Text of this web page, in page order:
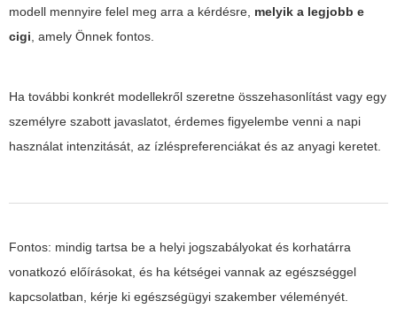
modell mennyire felel meg arra a kérdésre, melyik a legjobb e
cigi, amely Önnek fontos.
Ha további konkrét modellekről szeretne összehasonlítást vagy egy
személyre szabott javaslatot, érdemes figyelembe venni a napi
használat intenzitását, az ízléspreferenciákat és az anyagi keretet.
Fontos: mindig tartsa be a helyi jogszabályokat és korhatárra
vonatkozó előírásokat, és ha kétségei vannak az egészséggel
kapcsolatban, kérje ki egészségügyi szakember véleményét.